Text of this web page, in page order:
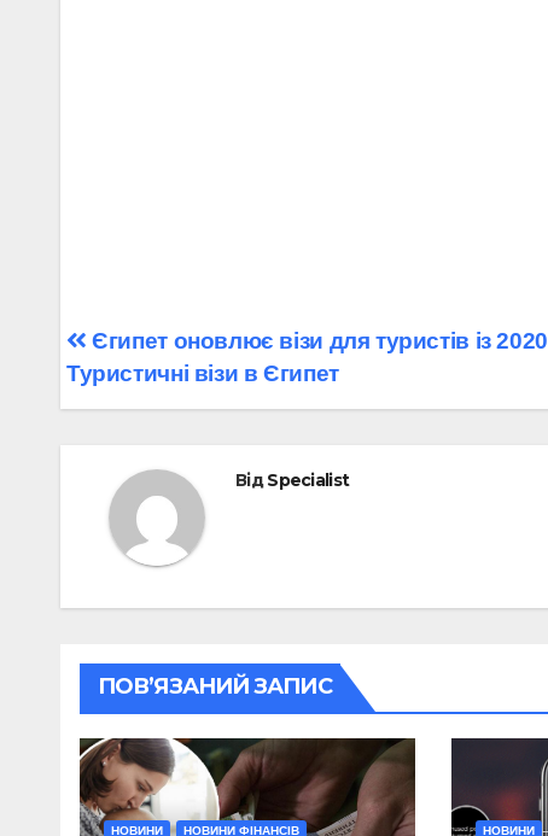
Навігація
записів
Єгипет оновлює візи для туристів із
Туристичні візи в Єгипет
ВідSpecialist
ПОВ’ЯЗАНИЙ ЗАПИС
НОВИНИ НОВИНИ ФІНАНСІВ НОВИНИ